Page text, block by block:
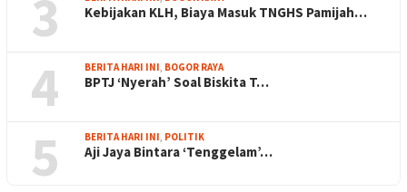
3 Kebijakan KLH, Biaya Masuk TNGHS Pamijah…
4 BERITA HARI INI, BOGOR RAYA
BPTJ ‘Nyerah’ Soal Biskita T…
5 BERITA HARI INI, POLITIK
Aji Jaya Bintara ‘Tenggelam’…